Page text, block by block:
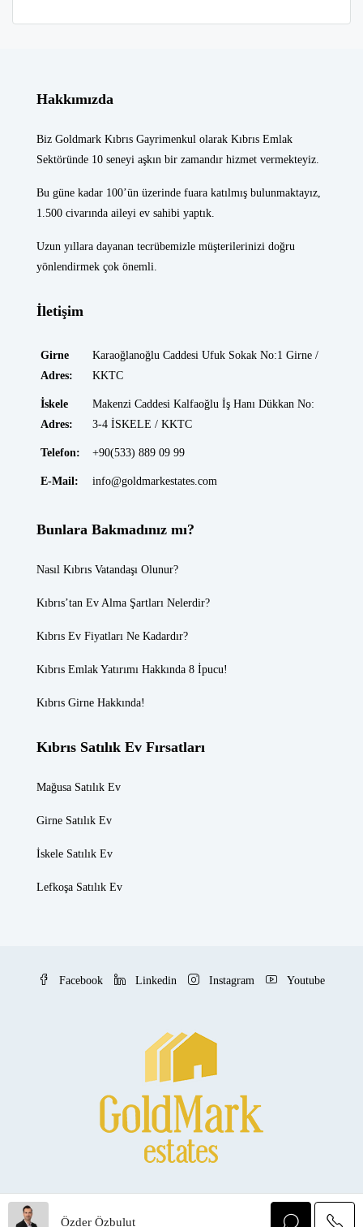
Hakkımızda
Biz Goldmark Kıbrıs Gayrimenkul olarak Kıbrıs Emlak
Sektöründe 10 seneyi aşkın bir zamandır hizmet vermekteyiz.
Bu güne kadar 100’ün üzerinde fuara katılmış bulunmaktayız,
1.500 civarında aileyi ev sahibi yaptık.
Uzun yıllara dayanan tecrübemizle müşterilerinizi doğru
yönlendirmek çok önemli.
İletişim
Girne
Adres:
Karaoğlanoğlu Caddesi Ufuk Sokak No:1 Girne /
KKTC
İskele
Adres:
Makenzi Caddesi Kalfaoğlu İş Hanı Dükkan No:
3-4 İSKELE / KKTC
Telefon: +90(533) 889 09 99
E-Mail: info@goldmarkestates.com
Bunlara Bakmadınız mı?
Nasıl Kıbrıs Vatandaşı Olunur?
Kıbrıs’tan Ev Alma Şartları Nelerdir?
Kıbrıs Ev Fiyatları Ne Kadardır?
Kıbrıs Emlak Yatırımı Hakkında 8 İpucu!
Kıbrıs Girne Hakkında!
Kıbrıs Satılık Ev Fırsatları
Mağusa Satılık Ev
Girne Satılık Ev
İskele Satılık Ev
Lefkoşa Satılık Ev
Facebook Linkedin Instagram Youtube
© Goldmark Estates - All rights reserved
Özder Özbulut